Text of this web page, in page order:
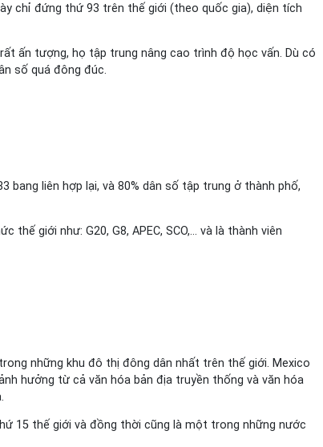
chỉ đứng thứ 93 trên thế giới (theo quốc gia), diện tích
ấn tượng, họ tập trung nâng cao trình độ học vấn. Dù có
số quá đông đúc.
bang liên hợp lại, và 80% dân số tập trung ở thành phố,
giới như: G20, G8, APEC, SCO,… và là thành viên
những khu đô thị đông dân nhất trên thế giới. Mexico
hưởng từ cả văn hóa bản địa truyền thống và văn hóa
15 thế giới và đồng thời cũng là một trong những nước